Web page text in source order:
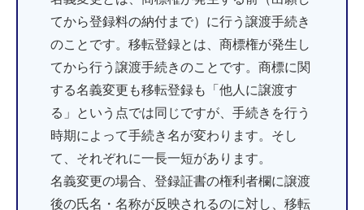
てから登録料の納付まで）に行う譲渡手続き
のことです。移転登録とは、商標権が発生し
てから行う譲渡手続きのことです。商標に関
する名義変更も移転登録も「他人に譲渡す
る」という点では同じですが、手続きを行う
時期によって手続き名が変わります。そし
て、それぞれに一長一短があります。
名義変更の場合、登録証書の権利者欄に譲渡
後の氏名・名称が反映されるのに対し、移転